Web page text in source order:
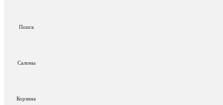
Поиск
Салоны
Корзина
В наличии
Сейф Chubbsafes WATER 40 EL
Огнестойкость — Без класса